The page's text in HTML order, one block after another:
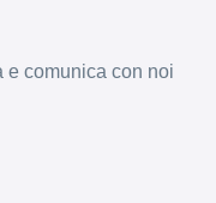
e comunica con noi